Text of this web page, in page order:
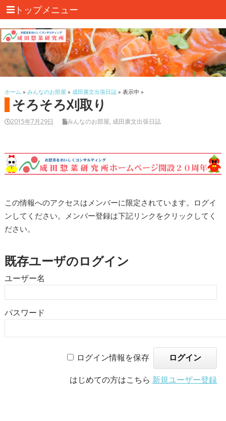
トップメニュー
ホーム » みんなのお部屋 » 成田廣文出張日誌» 表示中 »
そろそろ刈取り
2015年7月29日 みんなのお部屋, 成田廣文出張日誌
この情報へのアクセスはメンバーに限定されています。ログイ
ンしてください。メンバー登録は下記リンクをクリックしてく
ださい。
既存ユーザのログイン
ユーザー名
パスワード
ログイン情報を保存
はじめての方はこちら 新規ユーザー登録